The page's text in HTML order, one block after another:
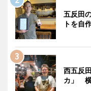
五反田
トを自
西五反
カ」 横